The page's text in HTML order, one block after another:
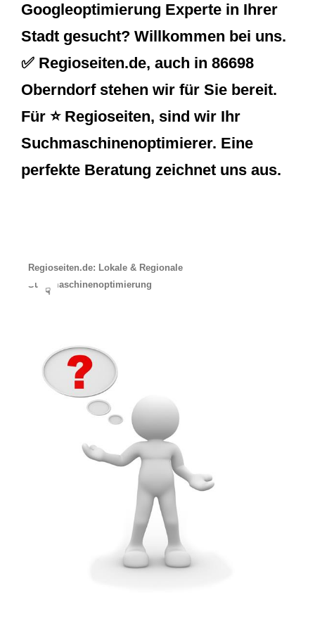
Googleoptimierung Experte in Ihrer
Stadt gesucht? Willkommen bei uns.
✅ Regioseiten.de, auch in 86698
Oberndorf stehen wir für Sie bereit.
Für ⭐ Regioseiten, sind wir Ihr
Suchmaschinenoptimierer. Eine
perfekte Beratung zeichnet uns aus.
Regioseiten.de: Lokale & Regionale
Suchmaschinenoptimierung
☟